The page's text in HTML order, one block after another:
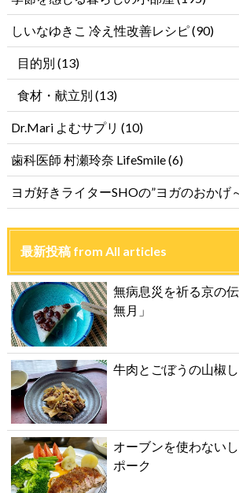
しいなゆきこ 冷え性改善レシピ(90)
目的別 (13)
食材・献立別 (13)
Dr.Mari よむサプリ (10)
歯科医師 村瀬玲奈 LifeSmile(6)
ヨガ好きライターSHOの”ヨガのおかげ
最新投稿 from All articles
無病息災を祈る京の
無月」
牛肉とごぼうの山椒
オーブンを使わない
ポーク